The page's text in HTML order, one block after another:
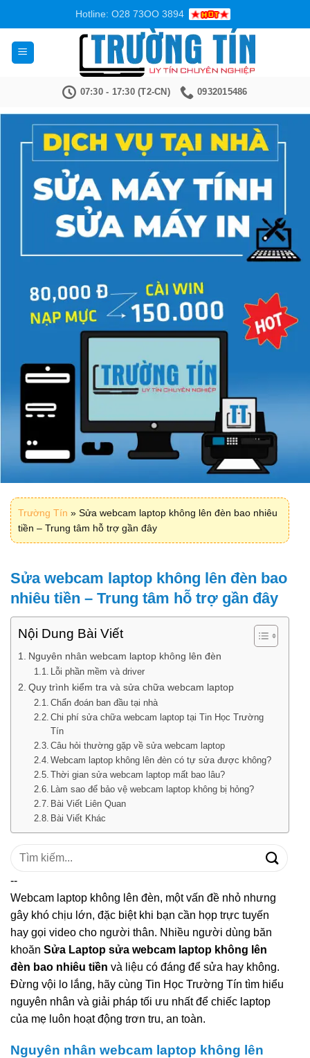
nội
dung
Hotline: O28 73OO 3894
07:30 - 17:30 (T2-CN) 0932015486
Trường Tín » Sửa webcam laptop không lên đèn bao nhiêu
tiền – Trung tâm hỗ trợ gần đây
Sửa webcam laptop không lên đèn bao
nhiêu tiền – Trung tâm hỗ trợ gần đây
Nội Dung Bài Viết
Nguyên nhân webcam laptop không lên đèn
Lỗi phần mềm và driver
Quy trình kiểm tra và sửa chữa webcam laptop
Chẩn đoán ban đầu tại nhà
Chi phí sửa chữa webcam laptop tại Tin Học Trường
Tín
Câu hỏi thường gặp về sửa webcam laptop
Webcam laptop không lên đèn có tự sửa được không?
Thời gian sửa webcam laptop mất bao lâu?
Làm sao để bảo vệ webcam laptop không bị hỏng?
Bài Viết Liên Quan
Bài Viết Khác
Tìm
--
Webcam laptop không lên đèn, một vấn đề nhỏ nhưng
gây khó chịu lớn, đặc biệt khi bạn cần họp trực tuyến
hay gọi video cho người thân. Nhiều người dùng băn
khoăn Sửa Laptop sửa webcam laptop không lên
đèn bao nhiêu tiền và liệu có đáng để sửa hay không.
Đừng vội lo lắng, hãy cùng Tin Học Trường Tín tìm hiểu
nguyên nhân và giải pháp tối ưu nhất để chiếc laptop
của mẹ luôn hoạt động trơn tru, an toàn.
Nguyên nhân webcam laptop không lên